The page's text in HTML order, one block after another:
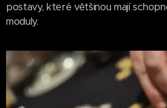
postavy, které většinou mají
moduly.